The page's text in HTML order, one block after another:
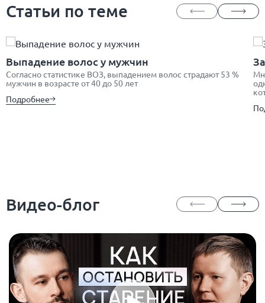
Статьи по теме
Выпадение волос у мужчин
Согласно статистике ВОЗ, выпадением волос страдают 53 %
мужчин в возрасте от 40 до 50 лет
Подробнее
Видео-блог